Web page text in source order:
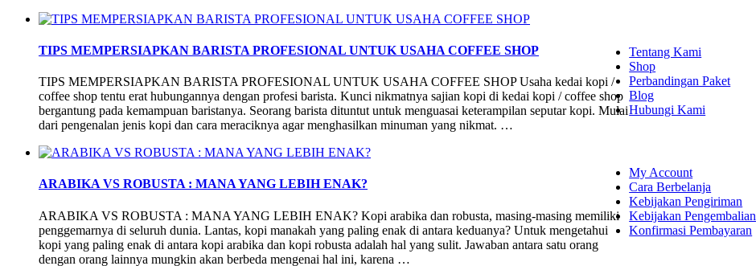
TIPS MEMPERSIAPKAN BARISTA PROFESIONAL UNTUK USAHA COFFEE SHOP
TIPS MEMPERSIAPKAN BARISTA PROFESIONAL UNTUK USAHA COFFEE SHOP Usaha kedai kopi /
coffee shop tentu erat hubungannya dengan profesi barista. Kunci nikmatnya sajian kopi di kedai kopi / coffee shop
bergantung pada kemampuan baristanya. Seorang barista dituntut untuk menguasai keterampilan seputar kopi. Mulai
dari pengenalan jenis kopi dan cara meraciknya agar menghasilkan minuman yang nikmat. …
ARABIKA VS ROBUSTA : MANA YANG LEBIH ENAK?
ARABIKA VS ROBUSTA : MANA YANG LEBIH ENAK? Kopi arabika dan robusta, masing-masing memiliki
penggemarnya di seluruh dunia. Lantas, kopi manakah yang paling enak di antara keduanya? Untuk mengetahui
kopi yang paling enak di antara kopi arabika dan kopi robusta adalah hal yang sulit. Jawaban antara satu orang
dengan orang lainnya mungkin akan berbeda mengenai hal ini, karena …
Tentang Kami
Shop
Perbandingan Paket
Blog
Hubungi Kami
My Account
Cara Berbelanja
Kebijakan Pengiriman
Kebijakan Pengembalian
Konfirmasi Pembayaran